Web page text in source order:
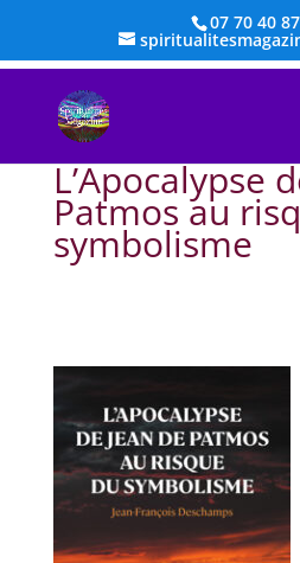
07 70 40
L’Apocalypse
Patmos au
symbolisme